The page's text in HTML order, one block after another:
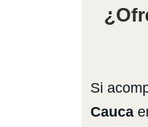
Si
Cauca